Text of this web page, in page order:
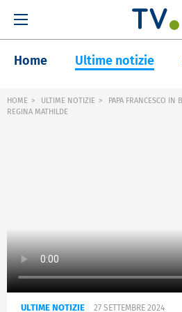
Home Ultime notizie
HOME ULTIME NOTIZIE
PAPA FRANCESCO IN
REGINA MATHILDE
ULTIME NOTIZIE 27 SETTEMBRE 2024